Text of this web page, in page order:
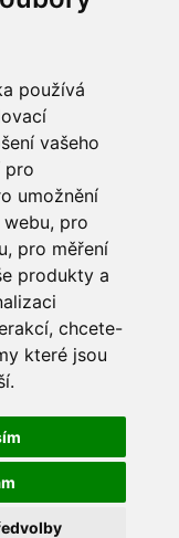
používá
vašeho
pro
umožnění
, pro
, pro měření
produkty a
, chcete-
které jsou
.
>>